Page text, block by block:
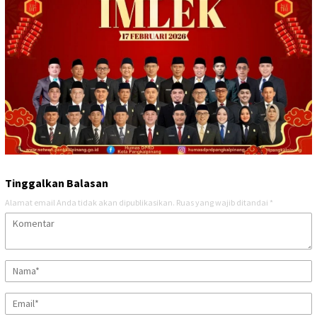
Tinggalkan Balasan
Alamat email Anda tidak akan dipublikasikan. Ruas yang wajib ditandai *